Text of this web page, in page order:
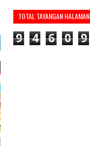
TOTAL TAYANGAN HALAMAN
9 4 6 0 9